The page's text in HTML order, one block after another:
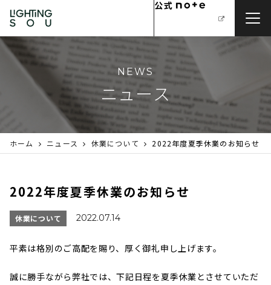
NEWS
ニュース
ホーム ニュース 休業について 2022年度夏季休業のお知らせ
2022年度夏季休業のお知らせ
休業について 2022.07.14
平素は格別のご高配を賜り、厚く御礼申し上げます。
誠に勝手ながら弊社では、下記日程を夏季休業とさせていただ